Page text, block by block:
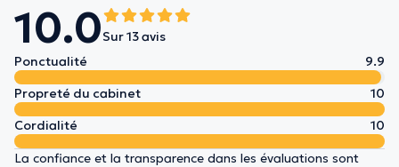
10.0Sur 13 avis
Ponctualité
9.9
Propreté du cabinet
10
Cordialité
10
La confiance et la transparence dans les évaluations sont